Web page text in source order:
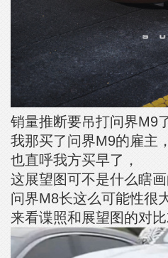
销量推断要吊打问界M9
我那买了问界M9的雇主
也直呼我方买早了，
这展望图可不是什么瞎画
问界M8长这么可能性很
来看谍照和展望图的对比